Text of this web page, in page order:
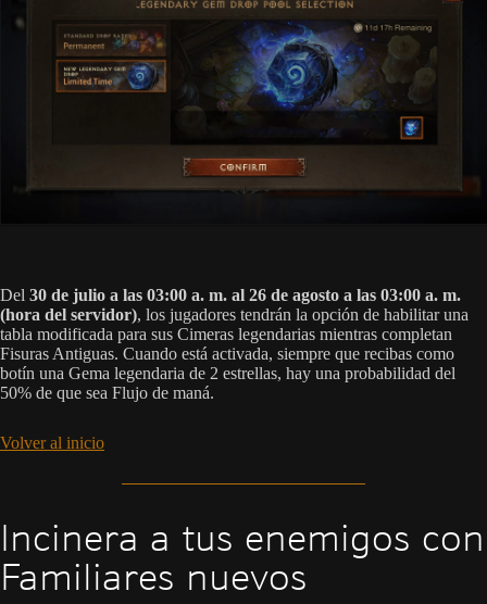
Del 30 de julio a las 03:00 a. m. al 26 de agosto a las 03:00 a. m.
(hora del servidor), los jugadores tendrán la opción de habilitar una
tabla modificada para sus Cimeras legendarias mientras completan
Fisuras Antiguas. Cuando está activada, siempre que recibas como
botín una Gema legendaria de 2 estrellas, hay una probabilidad del
50% de que sea Flujo de maná.
Volver al inicio
Incinera a tus enemigos con
Familiares nuevos